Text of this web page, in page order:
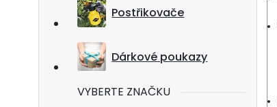
Postřikovače
Dárkové poukazy
VYBERTE ZNAČKU